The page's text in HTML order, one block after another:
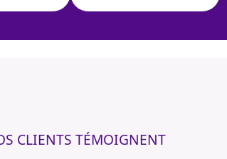
CLIENTS TÉMOIGNENT